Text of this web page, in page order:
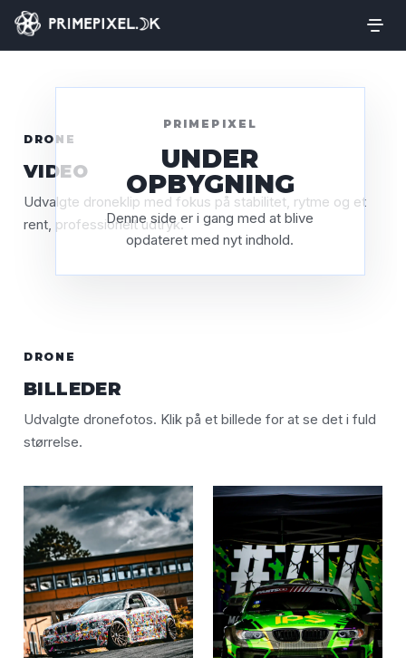
PRIMEPIXEL
UNDER
OPBYGNING
Denne side er i gang med at blive
opdateret med nyt indhold.
DRONE
VIDEO
Udvalgte droneklip med fokus på stabilitet, rytme og et
rent, professionelt udtryk.
TITEL HER
Drone · Cinematic
TITEL HER
DRONE
BILLEDER
Udvalgte dronefotos. Klik på et billede for at se det i fuld
størrelse.